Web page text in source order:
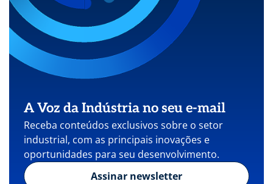
A Voz da Indústria no seu e-mail
Receba conteúdos exclusivos sobre o setor
industrial, com as principais inovações e
oportunidades para seu desenvolvimento.
Assinar newsletter